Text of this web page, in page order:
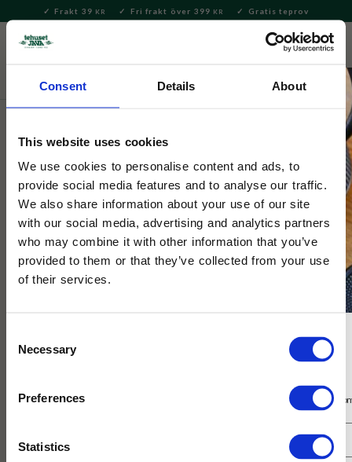
Consent Details About
This website uses cookies
We use cookies to personalise content and ads, to
provide social media features and to analyse our traffic.
We also share information about your use of our site
with our social media, advertising and analytics partners
who may combine it with other information that you’ve
provided to them or that they’ve collected from your use
of their services.
Selection
Necessary
Preferences
Statistics
Meny
Frakt 39 KR Fri frakt över 399 KR Gratis teprov
Hem & Inredningsdetaljer
Selected by Tehuset Java
Le Chatelard Citronella Tvål
Underbar fast tvål berikad med mandelolja i doften citronella
Få 10% rabatt på ditt första köp på nätet och ta del av erbjudanden året